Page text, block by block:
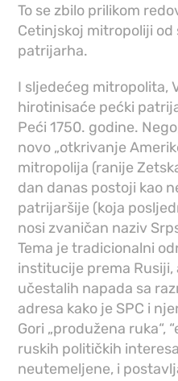
To se zbilo prilikom
Cetinjskoj mitropoliji
patrijarha.
I sljedećeg mitropolita,
hirotinisaće pećki
Peći 1750. godine.
novo „otkrivanje
mitropolija (ranije
dan danas postoji kao
patrijaršije (koja
nosi zvaničan naziv
Tema je tradicionalni
institucije prema
učestalih napada sa
adresa kako je SPC i
Gori „produžena ruka“,
ruskih političkih
neutemeljene, i